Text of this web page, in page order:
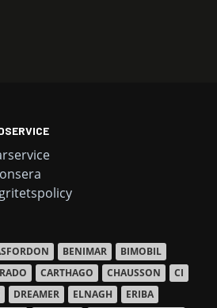
BENIMAR
BIMOBIL
CARTHAGO CHAUSSON
CI
DREAMER ELNAGH
ERIBA